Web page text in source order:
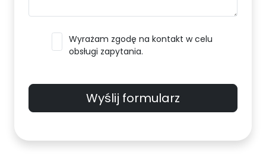
Wyrażam zgodę na kontakt w celu
obsługi zapytania.
Wyślij formularz